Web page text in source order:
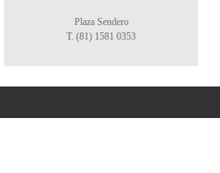
Plaza Sendero
T. (81) 1581 0353